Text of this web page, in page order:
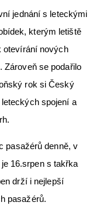
jednání s leteckými
kterým letiště
otevírání nových
Zároveň se podařilo
rok si Český
spojení a
pasažérů denně, v
16.srpen s takřka
drží i nejlepší
pasažérů.